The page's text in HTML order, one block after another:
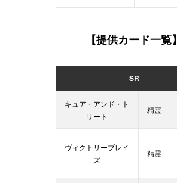
【提供カード一覧】
SR
キュア・アンド・ト
リート
精霊
ヴィクトリーブレイ
ズ
精霊